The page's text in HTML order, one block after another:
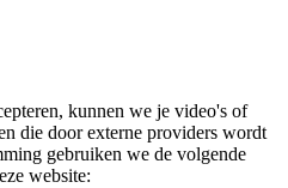
kunnen we je video's of
die door externe providers wordt
gebruiken we de volgende
website: